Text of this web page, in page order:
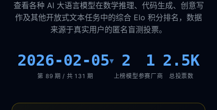
查看各种 AI 大语言模型在数学推理、代码生成、创意写
作及其他开放式文本任务中的综合 Elo 积分排名，数据
来源于真实用户的匿名盲测投票。
2026-02-05▾
第 89 期 / 共 131 期
2
上榜模型
1
参赛厂商
2.5K
总投票数